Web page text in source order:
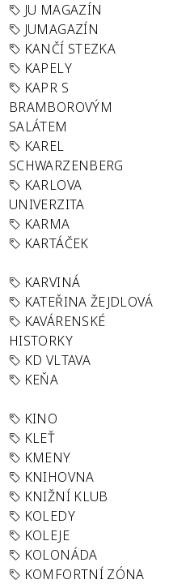
JU MAGAZÍN
JUMAGAZÍN
KANČÍ STEZKA
KAPELY
KAPR S
BRAMBOROVÝM
SALÁTEM
KAREL
SCHWARZENBERG
KARLOVA
UNIVERZITA
KARMA
KARTÁČEK
KARVINÁ
KATEŘINA ŽEJDLOVÁ
KAVÁRENSKÉ
HISTORKY
KD VLTAVA
KEŇA
KINO
KLEŤ
KMENY
KNIHOVNA
KNIŽNÍ KLUB
KOLEDY
KOLEJE
KOLONÁDA
KOMFORTNÍ ZÓNA